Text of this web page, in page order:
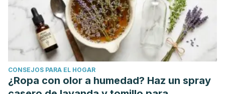
Kooti W, Daraei N. A Review of the Antioxidant Activity of
Celery ( Apium graveolens L). J Evid Based
Complementary Altern Med. 2017 Oct;22(4):1029-1034. doi:
10.1177/2156587217717415. Epub 2017 Jul 13. PMID:
28701046; PMCID: PMC5871295.
Pauff JM, Hille R. Inhibition studies of bovine xanthine
oxidase by luteolin, silibinin, quercetin, and curcumin. J Nat
CONSEJOS PARA EL HOGAR
¿Ropa con olor a humedad? Haz un spray